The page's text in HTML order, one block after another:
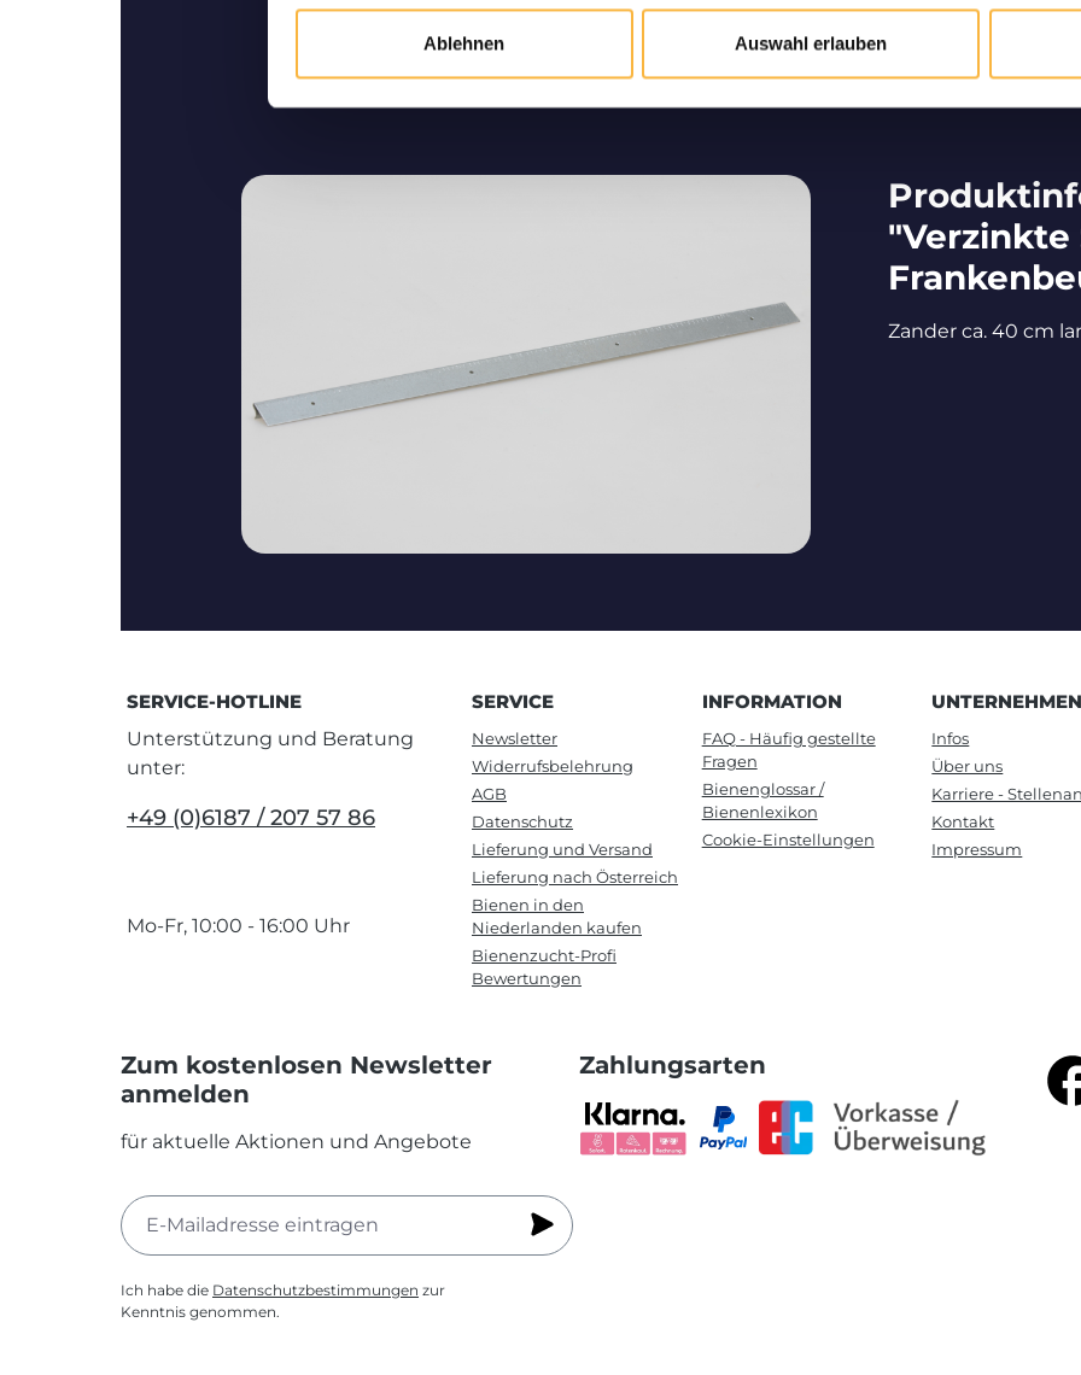
Ablehnen Auswahl erlauben
Bienenzucht vom Profi
Wir tragen maßgeblich dazu bei, dass Bienen im
deutschsprachigen Raum vermehrt werden.
"Verzinkte
Zander ca. 40 cm
SERVICE-HOTLINE
Unterstützung und Beratung
unter:
+49 (0)6187 / 207 57 86
Mo-Fr, 10:00 - 16:00 Uhr
SERVICE
Newsletter
Widerrufsbelehrung
AGB
Datenschutz
Lieferung und Versand
Lieferung nach Österreich
Bienen in den
Niederlanden kaufen
Bienenzucht-Profi
Bewertungen
INFORMATION
FAQ - Häufig gestellte
Fragen
Bienenglossar /
Bienenlexikon
Cookie-Einstellungen
UNTERNEHMEN
Infos
Über uns
Karriere -
Kontakt
Impressum
Zum kostenlosen Newsletter
anmelden
für aktuelle Aktionen und Angebote
Ich habe die Datenschutzbestimmungen zur
Kenntnis genommen.
Zahlungsarten